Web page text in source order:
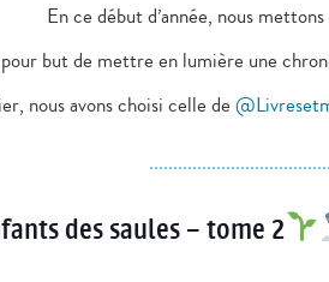
En ce début d’année, nous
but de mettre en lumière une
nous avons choisi celle de
des saules – tome 2